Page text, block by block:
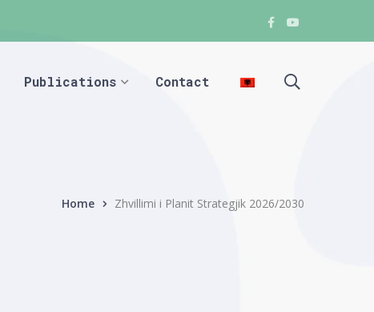
Facebook
FacebookFacebook
Publications Contact
Home Zhvillimi i Planit Strategjik 2026/2030